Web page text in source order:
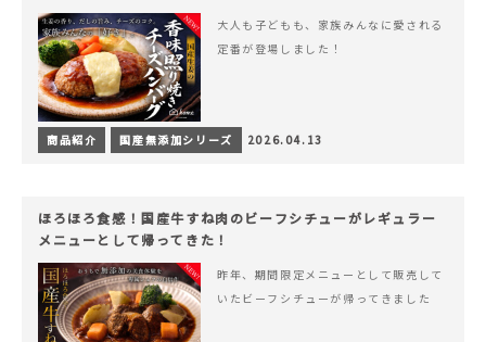
大人も子どもも、家族みんなに愛される
定番が登場しました！
商品紹介 国産無添加シリーズ 2026.04.13
ほろほろ食感！国産牛すね肉のビーフシチューがレギュラー
メニューとして帰ってきた！
昨年、期間限定メニューとして販売して
いたビーフシチューが帰ってきました